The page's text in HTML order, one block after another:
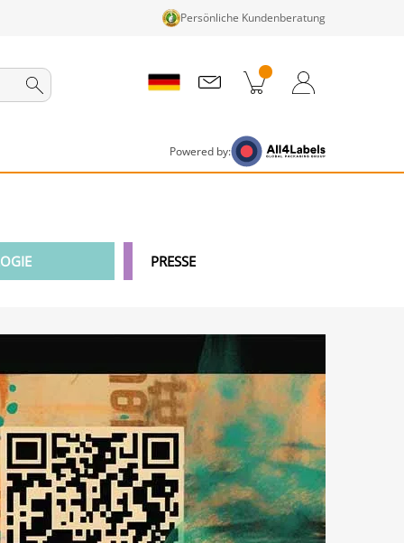
Persönliche Kundenberatung
Powered by:
PRESSE